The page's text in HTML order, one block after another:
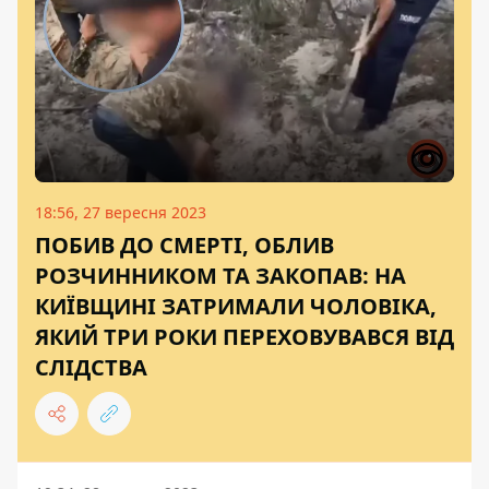
18:56, 27 вересня 2023
ПОБИВ ДО СМЕРТІ, ОБЛИВ
РОЗЧИННИКОМ ТА ЗАКОПАВ: НА
КИЇВЩИНІ ЗАТРИМАЛИ ЧОЛОВІКА,
ЯКИЙ ТРИ РОКИ ПЕРЕХОВУВАВСЯ ВІД
СЛІДСТВА